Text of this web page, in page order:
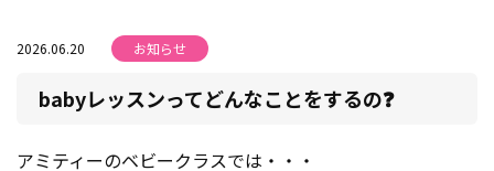
2026.06.20 お知らせ
babyレッスンってどんなことをするの❓
アミティーのベビークラスでは・・・